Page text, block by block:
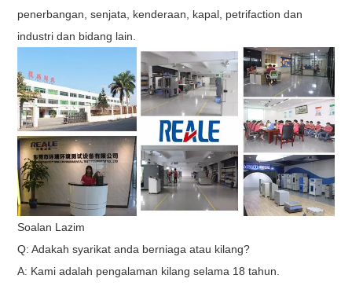
penerbangan, senjata, kenderaan, kapal, petrifaction dan
industri dan bidang lain.
Soalan Lazim
Q: Adakah syarikat anda berniaga atau kilang?
A: Kami adalah pengalaman kilang selama 18 tahun.